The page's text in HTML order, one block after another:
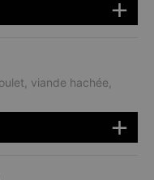
viande hachée,